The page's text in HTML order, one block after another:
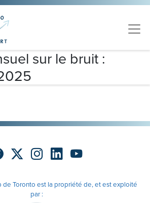
sur le bruit :
de Toronto est la propriété de, et est exploité
par :